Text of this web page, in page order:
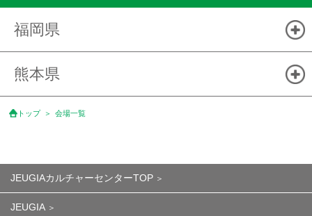
福岡県
熊本県
トップ 会場一覧
JEUGIAカルチャーセンターTOP
JEUGIA